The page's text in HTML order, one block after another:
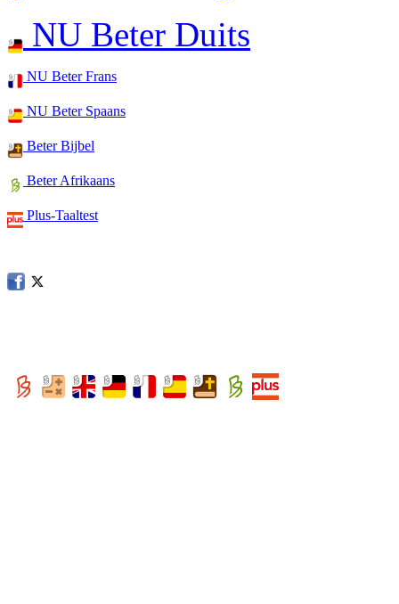
NU Beter Duits
NU Beter Frans
NU Beter Spaans
Beter Bijbel
Beter Afrikaans
Plus-Taaltest